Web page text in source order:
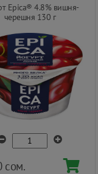
Epica® 4.8% вишня-
черешня 130 г
сом.